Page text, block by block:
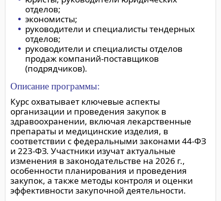
отделов;
экономисты;
руководители и специалисты тендерных
отделов;
руководители и специалисты отделов
продаж компаний-поставщиков
(подрядчиков).
Описание программы:
Курс охватывает ключевые аспекты
организации и проведения закупок в
здравоохранении, включая лекарственные
препараты и медицинские изделия, в
соответствии с федеральными законами 44-ФЗ
и 223-ФЗ. Участники изучат актуальные
изменения в законодательстве на 2026 г.,
особенности планирования и проведения
закупок, а также методы контроля и оценки
эффективности закупочной деятельности.